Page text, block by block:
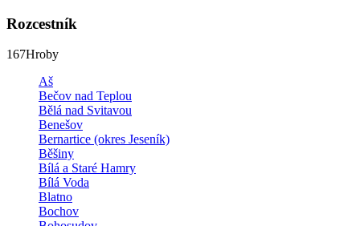
Rozcestník
167Hroby
Aš
Bečov nad Teplou
Bělá nad Svitavou
Benešov
Bernartice (okres Jeseník)
Běšiny
Bílá a Staré Hamry
Bílá Voda
Blatno
Bochov